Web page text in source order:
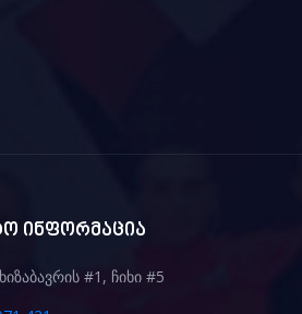
ინფორმაცია
#1, ჩიხი #5